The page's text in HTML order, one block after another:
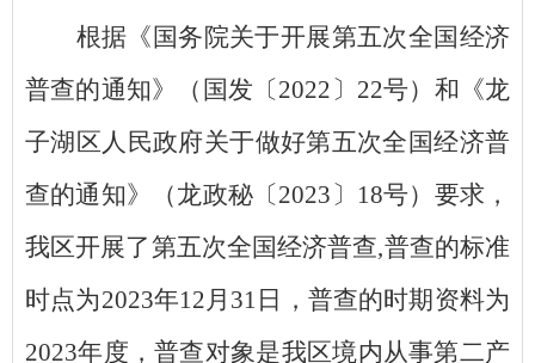
根据 《国务院关于开展第五次全国经济
普查的通知》（国发〔2022〕22号） 和 《龙
子湖区人民政府关于做好第五次全国经济普
查的通知》 （龙政秘 〔2023 〕 18号）要求，
我区开展了第五次全国经济普查,普查的标准
时点为2023年12月31日，普查的时期资料为
2023年度，普查对象是我区境内从事第二产